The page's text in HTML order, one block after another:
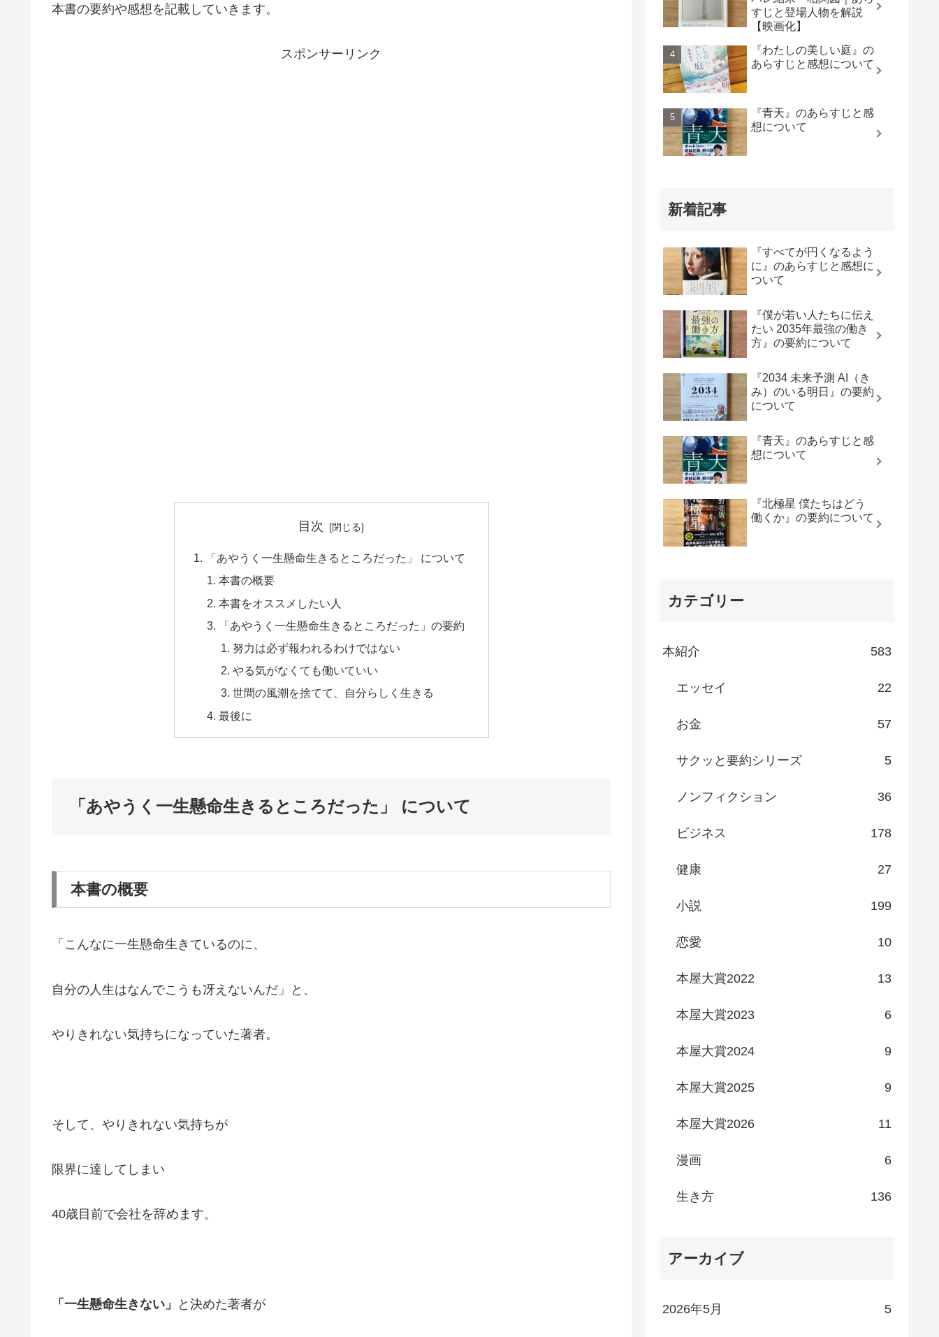
本書の要約や感想を記載していきます。
スポンサーリンク
目次
「あやうく一生懸命生きるところだった」 について
本書の概要
本書をオススメしたい人
「あやうく一生懸命生きるところだった」の要約
努力は必ず報われるわけではない
やる気がなくても働いていい
世間の風潮を捨てて、自分らしく生きる
最後に
「あやうく一生懸命生きるところだった」 について
本書の概要
「こんなに一生懸命生きているのに、
自分の人生はなんでこうも冴えないんだ」と、
やりきれない気持ちになっていた著者。
そして、やりきれない気持ちが
限界に達してしまい
40歳目前で会社を辞めます。
「一生懸命生きない」 と決めた著者が
すじと登場人物を解説
【映画化】
『わたしの美しい庭』の
あらすじと感想について
『青天』のあらすじと感
想について
新着記事
『すべてが円くなるよう
に』のあらすじと感想に
ついて
『僕が若い人たちに伝え
たい 2035年最強の働き
方』の要約について
『2034 未来予測 AI（き
み）のいる明日』の要約
について
『青天』のあらすじと感
想について
『北極星 僕たちはどう
働くか』の要約について
カテゴリー
本紹介 583
エッセイ 22
お金 57
サクッと要約シリーズ 5
ノンフィクション 36
ビジネス 178
健康 27
小説 199
恋愛 10
本屋大賞2022 13
本屋大賞2023 6
本屋大賞2024 9
本屋大賞2025 9
本屋大賞2026 11
漫画 6
生き方 136
アーカイブ
2026年5月 5